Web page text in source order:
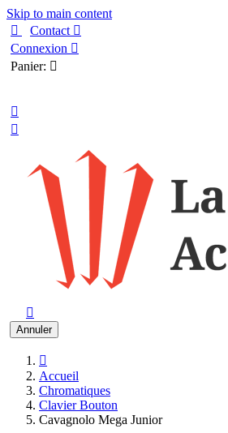
Skip to main content

Contact 
Connexion 
Panier: 



Annuler

Accueil
Chromatiques
Clavier Bouton
Cavagnolo Mega Junior